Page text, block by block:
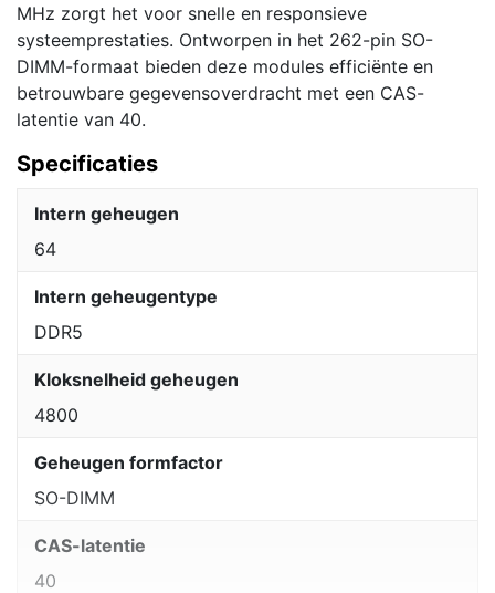
MHz zorgt het voor snelle en responsieve
systeemprestaties. Ontworpen in het 262-pin SO-
DIMM-formaat bieden deze modules efficiënte en
betrouwbare gegevensoverdracht met een CAS-
latentie van 40.
Specificaties
Intern geheugen
64
Intern geheugentype
DDR5
Kloksnelheid geheugen
4800
Geheugen formfactor
SO-DIMM
CAS-latentie
40